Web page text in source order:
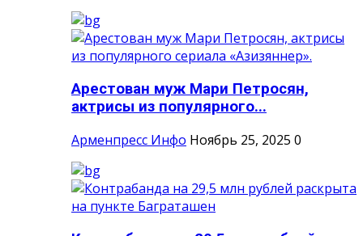
Арестован муж Мари Петросян,
актрисы из популярного...
Арменпресс Инфо Ноябрь 25, 2025 0